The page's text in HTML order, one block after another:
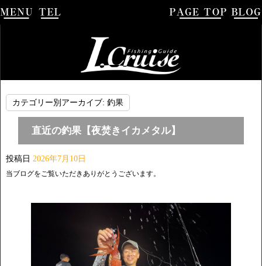
カテゴリー別アーカイブ: 釣果
直近の釣果【夜焚きイカメタル】
投稿日 2026年7月10日
当ブログをご覧いただきありがとうございます。